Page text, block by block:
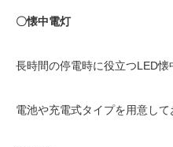
〇懐中電灯
長時間の停電時に役立つLED懐
電池や充電式タイプを用意して